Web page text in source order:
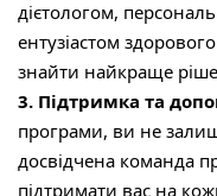
дієтологом,
ентузіастом
знайти найкраще
3. Підтримка та
програми, ви не
досвідчена команда
підтримати вас на